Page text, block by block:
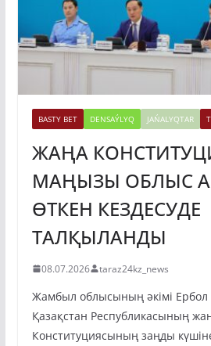
BASTY BET DENSAÝLYQ JAŃALYQTAR
ЖАҢА
МАҢЫЗЫ ОБЛЫС
ӨТКЕН КЕЗДЕСУДЕ
ТАЛҚЫЛАНДЫ
08.07.2026 taraz24kz_news
Жамбыл облысының әкімі
Қазақстан Республикасының
Конституциясының заңды